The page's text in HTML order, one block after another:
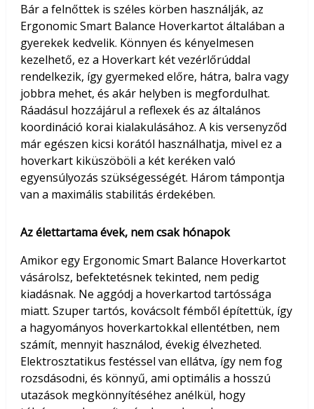
Bár a felnőttek is széles körben használják, az
Ergonomic Smart Balance Hoverkartot általában a
gyerekek kedvelik. Könnyen és kényelmesen
kezelhető, ez a Hoverkart két vezérlőrúddal
rendelkezik, így gyermeked előre, hátra, balra vagy
jobbra mehet, és akár helyben is megfordulhat.
Ráadásul hozzájárul a reflexek és az általános
koordináció korai kialakulásához. A kis versenyződ
már egészen kicsi korától használhatja, mivel ez a
hoverkart kiküszöböli a két keréken való
egyensúlyozás szükségességét. Három támpontja
van a maximális stabilitás érdekében.
Az élettartama évek, nem csak hónapok
Amikor egy Ergonomic Smart Balance Hoverkartot
vásárolsz, befektetésnek tekinted, nem pedig
kiadásnak. Ne aggódj a hoverkartod tartóssága
miatt. Szuper tartós, kovácsolt fémből építettük, így
a hagyományos hoverkartokkal ellentétben, nem
számít, mennyit használod, évekig élvezheted.
Elektrosztatikus festéssel van ellátva, így nem fog
rozsdásodni, és könnyű, ami optimális a hosszú
utazások megkönnyítéséhez anélkül, hogy